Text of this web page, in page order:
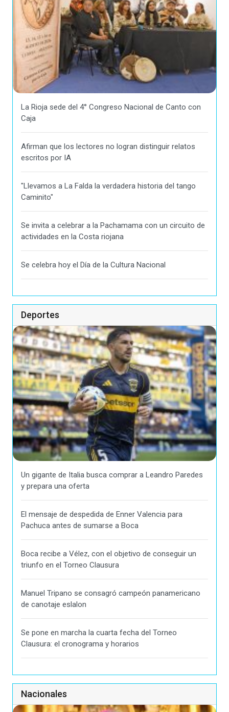
La Rioja sede del 4° Congreso Nacional de Canto con
Caja
Afirman que los lectores no logran distinguir relatos
escritos por IA
"Llevamos a La Falda la verdadera historia del tango
Caminito"
Se invita a celebrar a la Pachamama con un circuito de
actividades en la Costa riojana
Se celebra hoy el Día de la Cultura Nacional
Deportes
Un gigante de Italia busca comprar a Leandro Paredes
y prepara una oferta
El mensaje de despedida de Enner Valencia para
Pachuca antes de sumarse a Boca
Boca recibe a Vélez, con el objetivo de conseguir un
triunfo en el Torneo Clausura
Manuel Tripano se consagró campeón panamericano
de canotaje eslalon
Se pone en marcha la cuarta fecha del Torneo
Clausura: el cronograma y horarios
Nacionales